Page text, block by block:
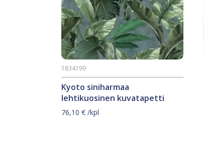
Kyoto siniharmaa
lehtikuosinen kuvatapetti
1834199
76,10 € /kpl